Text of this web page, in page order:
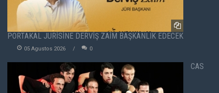
PORTAKAL JÜRİSİNE DERVİŞ ZAİM BAŞKANLIK EDECEK
05 Agustos 2026 0
CAS